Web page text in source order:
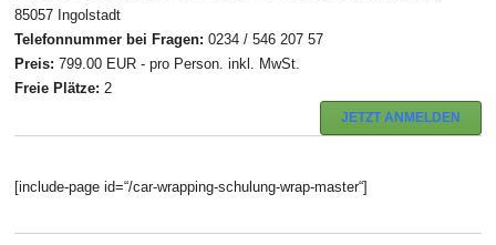
85057 Ingolstadt
Telefonnummer bei Fragen: 0234 / 546 207 57
Preis: 799.00 EUR - pro Person. inkl. MwSt.
Freie Plätze: 2
JETZT ANMELDEN
[include-page id=“/car-wrapping-schulung-wrap-master“]